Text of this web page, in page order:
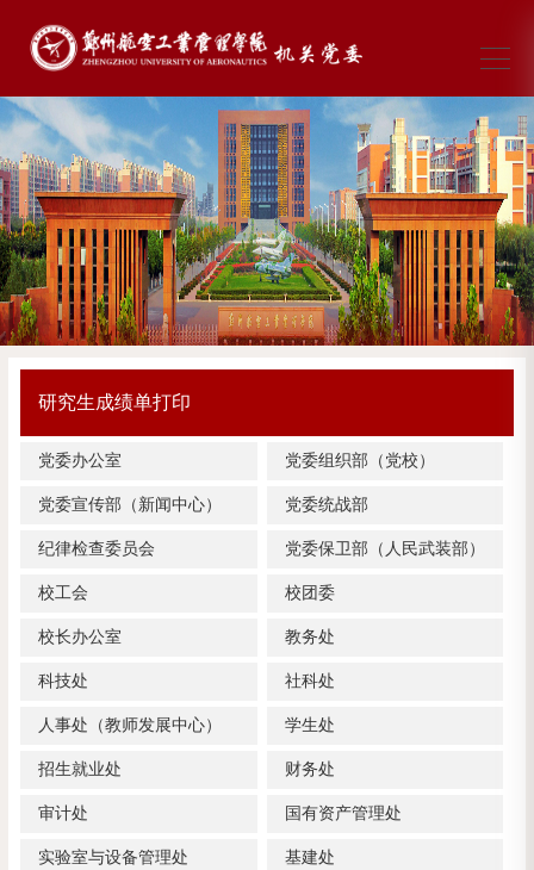
研究生成绩单打印
党委办公室 党委组织部（党校）
党委宣传部（新闻中心） 党委统战部
纪律检查委员会 党委保卫部（人民武装部）
校工会 校团委
校长办公室 教务处
科技处 社科处
人事处（教师发展中心） 学生处
招生就业处 财务处
审计处 国有资产管理处
实验室与设备管理处 基建处